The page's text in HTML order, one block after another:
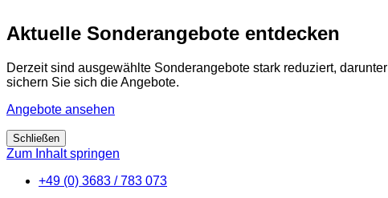
Aktuelle Sonderangebote entdecken
Derzeit sind ausgewählte Sonderangebote stark reduziert, darunter
sichern Sie sich die Angebote.
Angebote ansehen
Schließen
Zum Inhalt springen
+49 (0) 3683 / 783 073